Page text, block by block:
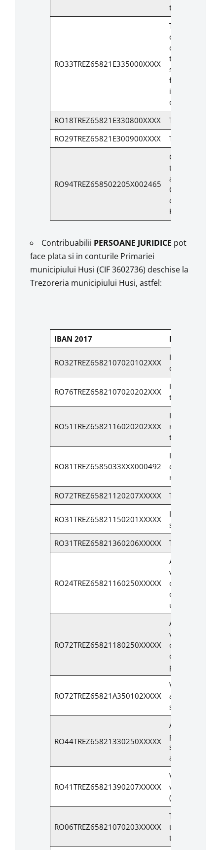
timbre
RO33TREZ65821E335000XXXX
Taxa
concesionare
de inhumare ,
taxe pentru
serviciile
funerare, taxe
intretinere loc
de veci
RO18TREZ65821E330800XXXX
Taxa
RO29TREZ65821E300900XXXX
Taxa pasunat
RO94TREZ658502205X002465
Chirii/
teren/spatii
administrate
Centrul Public
de Desfacere
Husi
Contribuabilii PERSOANE JURIDICE pot
face plata si in conturile Primariei
municipiului Husi (CIF 3602736) deschise la
Trezoreria municipiului Husi, astfel:
IBAN 2017 Denumire
RO32TREZ6582107020102XXX
Impozit/taxa
cladiri
RO76TREZ6582107020202XXX
Impozit/taxa
teren
RO51TREZ6582116020202XXX
Impozit
mijlloace de
transport
RO81TREZ6585033XXX000492
Impozit
de transport
marfa > 12to
RO72TREZ65821120207XXXXX
Taxa hoteliera
RO31TREZ65821150201XXXXX
Impozit pe
spectacole
RO31TREZ65821360206XXXXX
Taxa
RO24TREZ65821160250XXXXX
Alte impozite
venit, profit si
castiguri din
capital – taxa
urbanism
RO72TREZ65821180250XXXXX
Alte impozite
venit, profit si
castiguri din
capital –afisaj,
publicitate
RO72TREZ65821A350102XXXX
Venituri din
amenzi, alte
sanctiuni legale
RO44TREZ65821330250XXXXX
Alte venituri
prestari de
servicii si alte
activitati
RO41TREZ65821390207XXXXX
Venituri din
vanzari bunuri
(teren)
RO06TREZ65821070203XXXXX
Taxe juridice
timbru si alte
taxe